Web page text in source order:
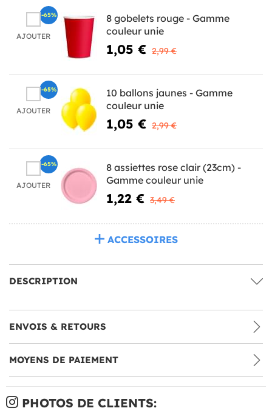
AJOUTER
8 gobelets rouge - Gamme
couleur unie
1,05 € 2,99 €
-65%
AJOUTER
10 ballons jaunes - Gamme
couleur unie
1,05 € 2,99 €
-65%
AJOUTER
8 assiettes rose clair (23cm) -
Gamme couleur unie
1,22 € 3,49 €
-65%
ACCESSOIRES
DESCRIPTION
ENVOIS & RETOURS
MOYENS DE PAIEMENT
PHOTOS DE CLIENTS: